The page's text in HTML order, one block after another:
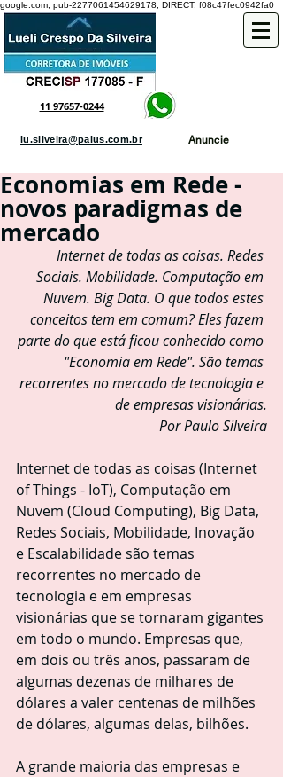
google.com, pub-2277061454629178, DIRECT, f08c47fec0942fa0
11 97657-0244
lu.silveira@palus.com.br Anuncie
Economias em Rede -
novos paradigmas de
mercado
Internet de todas as coisas. Redes
Sociais. Mobilidade. Computação em
Nuvem. Big Data. O que todos estes
conceitos tem em comum? Eles fazem
parte do que está ficou conhecido como
"Economia em Rede". São temas
recorrentes no mercado de tecnologia e
de empresas visionárias.
Por Paulo Silveira
Internet de todas as coisas (Internet
of Things - IoT), Computação em
Nuvem (Cloud Computing), Big Data,
Redes Sociais, Mobilidade, Inovação
e Escalabilidade são temas
recorrentes no mercado de
tecnologia e em empresas
visionárias que se tornaram gigantes
em todo o mundo. Empresas que,
em dois ou três anos, passaram de
algumas dezenas de milhares de
dólares a valer centenas de milhões
de dólares, algumas delas, bilhões.
A grande maioria das empresas e